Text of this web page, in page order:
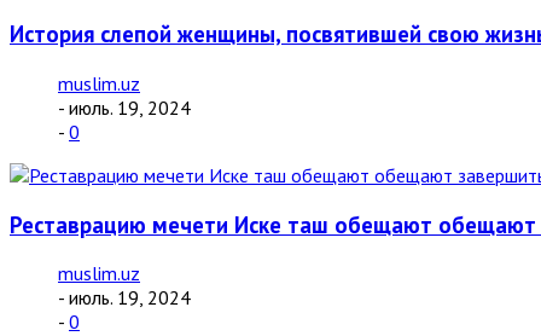
История слепой женщины, посвятившей свою
muslim.uz
- июль. 19, 2024
- 0
Реставрацию мечети Иске таш обещают обещают
muslim.uz
- июль. 19, 2024
- 0